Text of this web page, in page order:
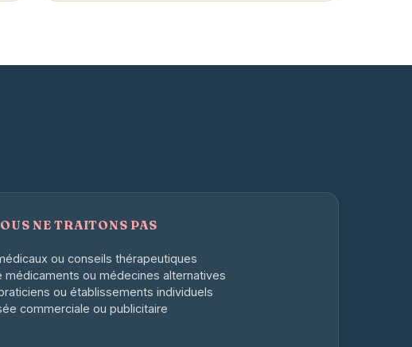
NE TRAITONS PAS
ou conseils thérapeutiques
médicaments ou médecines alternatives
ou établissements individuels
commerciale ou publicitaire